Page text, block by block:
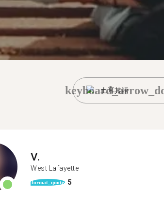
土耳其語
V.
West Lafayette
format_quote 5